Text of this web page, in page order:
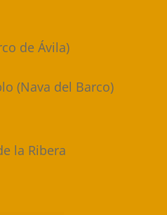
de Ávila)
(Nava del Barco)
la Ribera